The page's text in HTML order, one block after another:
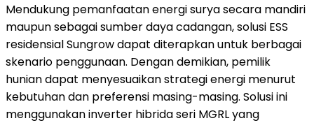
Mendukung pemanfaatan energi surya secara mandiri
maupun sebagai sumber daya cadangan, solusi ESS
residensial Sungrow dapat diterapkan untuk berbagai
skenario penggunaan. Dengan demikian, pemilik
hunian dapat menyesuaikan strategi energi menurut
kebutuhan dan preferensi masing-masing. Solusi ini
menggunakan inverter hibrida seri MGRL yang